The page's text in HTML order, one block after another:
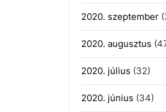
2020. szeptember
2020. augusztus
2020. július (32)
2020. június (34)